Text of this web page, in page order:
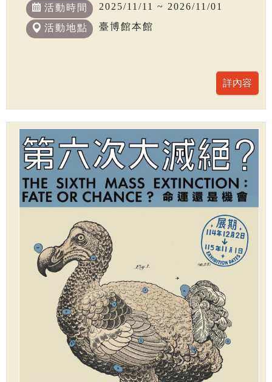
活動時間 2025/11/11 ~ 2026/11/01
活動地點 臺博館本館